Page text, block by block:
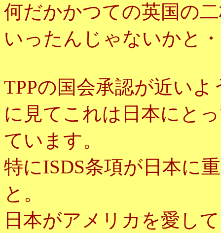
何だかかつての英国の
いったんじゃないかと
TPPの国会承認が近い
に見てこれは日本にと
ています。
特にISDS条項が日本に
と。
日本がアメリカを愛し